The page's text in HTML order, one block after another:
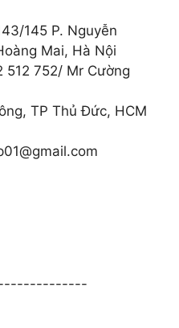
145 P. Nguyễn
Mai, Hà Nội
512 752/ Mr Cường
TP Thủ Đức, HCM